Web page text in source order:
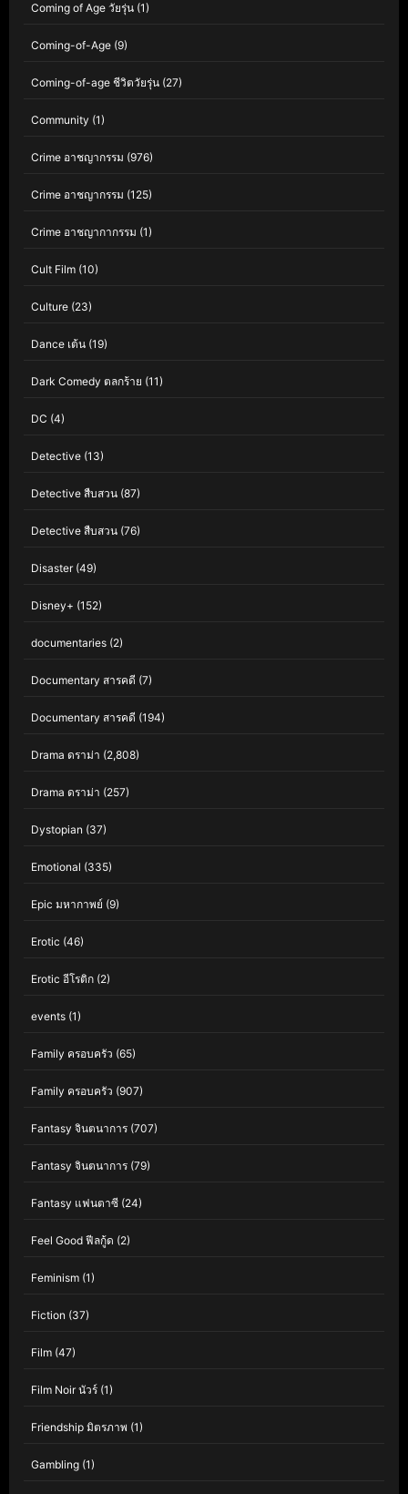
Coming of Age วัยรุ่น (1)
Coming-of-Age (9)
Coming-of-age ชีวิตวัยรุ่น (27)
Community (1)
Crime อาชญากรรม (976)
Crime อาชญากรรม (125)
Crime อาชญากากรรม (1)
Cult Film (10)
Culture (23)
Dance เต้น (19)
Dark Comedy ตลกร้าย (11)
DC (4)
Detective (13)
Detective สืบสวน (87)
Detective สืบสวน (76)
Disaster(49)
Disney+ (152)
documentaries (2)
Documentary สารคดี (7)
Documentary สารคดี (194)
Drama ดราม่า (2,808)
Drama ดราม่า (257)
Dystopian (37)
Emotional (335)
Epic มหากาพย์ (9)
Erotic (46)
Erotic อีโรติก (2)
events (1)
Family ครอบครัว (65)
Family ครอบครัว (907)
Fantasy จินตนาการ (707)
Fantasy จินตนาการ (79)
Fantasy แฟนตาซี (24)
Feel Good ฟีลกู้ด (2)
Feminism (1)
Fiction (37)
Film (47)
Film Noir นัวร์ (1)
Friendship มิตรภาพ (1)
Gambling (1)